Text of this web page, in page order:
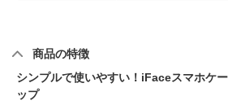
商品の特徴
シンプルで使いやすい！iFaceスマホケ
ップ